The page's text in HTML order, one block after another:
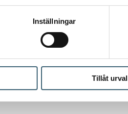
Inställningar
Tillåt urval